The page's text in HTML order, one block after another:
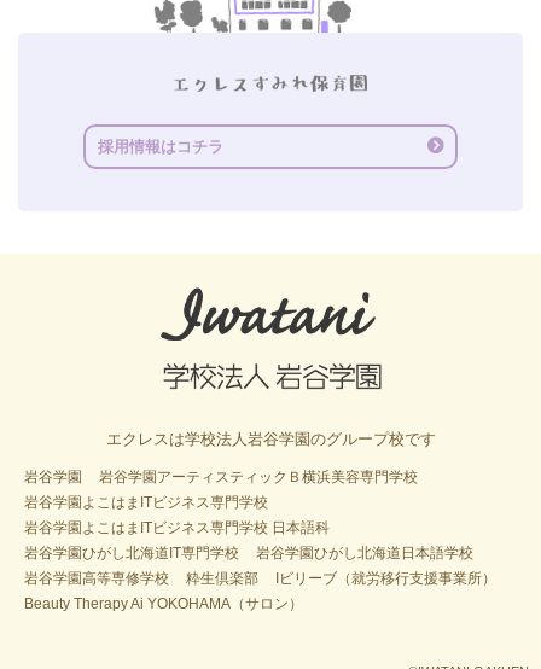
採用情報はコチラ
エクレスは学校法人岩谷学園のグループ校です
岩谷学園
岩谷学園アーティスティックＢ横浜美容専門学校
岩谷学園よこはまITビジネス専門学校
岩谷学園よこはまITビジネス専門学校 日本語科
岩谷学園ひがし北海道IT専門学校
岩谷学園ひがし北海道日本語学校
岩谷学園高等専修学校
粋生倶楽部
Iビリーブ（就労移行支援事業所）
Beauty Therapy Ai YOKOHAMA（サロン）